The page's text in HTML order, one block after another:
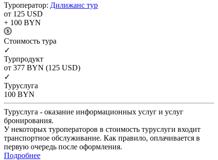
Туроператор: Дилижанс тур
от 125 USD
+ 100 BYN
Cтоимость тура
✓
Турпродукт
от 377 BYN (125 USD)
✓
Туруслуга
100 BYN
Туруслуга - оказание информационных услуг и услуг
бронирования.
У некоторых туроператоров в стоимость туруслуги входит
транспортное обслуживание. Как правило, оплачивается в
первую очередь после оформления.
Подробнее